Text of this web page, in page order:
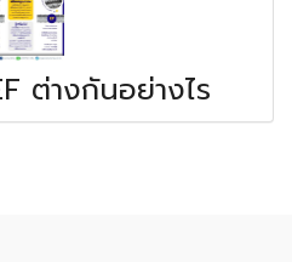
ต่างกันอย่างไร